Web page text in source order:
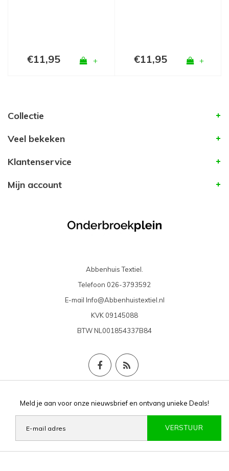
€11,95 + €11,95 +
Collectie
Veel bekeken
Klantenservice
Mijn account
Abbenhuis Textiel.
Telefoon 026-3793592
E-mail Info@Abbenhuistextiel.nl
KVK 09145088
BTWNL001854337B84
Meld je aan voor onze nieuwsbrief en ontvang unieke Deals!
VERSTUUR